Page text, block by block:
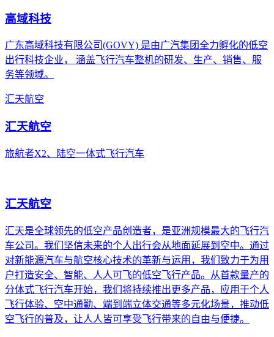
高域科技
广东高域科技有限公司(GOVY) 是由广汽集团全力孵化的低空
出行科技企业， 涵盖飞行汽车整机的研发、生产、销售、服
务等领域。
汇天航空
汇天航空
旅航者X2、陆空一体式飞行汽车
汇天航空
汇天是全球领先的低空产品创造者，是亚洲规模最大的飞行汽
车公司。我们坚信未来的个人出行会从地面延展到空中。通过
对新能源汽车与航空核心技术的革新与运用，我们致力于为用
户打造安全、智能、人人可飞的低空飞行产品。从首款量产的
分体式飞行汽车开始，我们将持续推出更多产品，应用于个人
飞行体验、空中通勤、端到端立体交通等多元化场景，推动低
空飞行的普及，让人人皆可享受飞行带来的自由与便捷。